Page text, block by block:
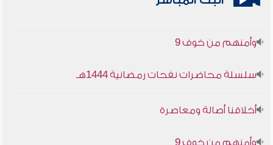
سلسلة محاضرات نفحات رمضانية 1444هـ